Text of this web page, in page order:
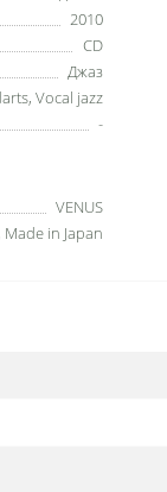
2010
CD
Джаз
Vocal jazz
-
VENUS
in Japan